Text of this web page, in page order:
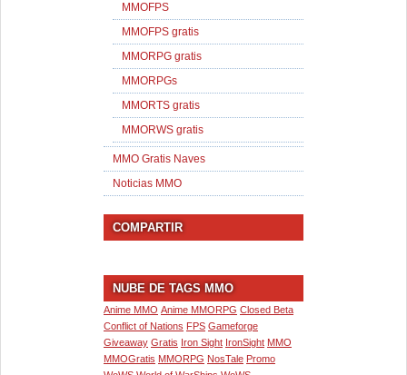
MMOFPS
MMOFPS gratis
MMORPG gratis
MMORPGs
MMORTS gratis
MMORWS gratis
MMO Gratis Naves
Noticias MMO
COMPARTIR
NUBE DE TAGS MMO
Anime MMO Anime MMORPG Closed Beta
Conflict of Nations FPS Gameforge
Giveaway Gratis Iron Sight IronSight MMO
MMOGratis MMORPG NosTale Promo